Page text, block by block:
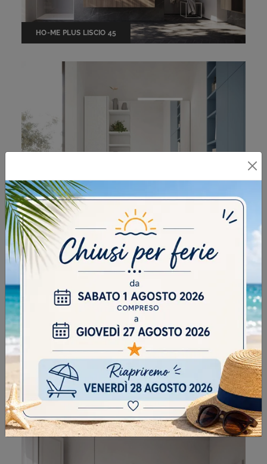
HO-ME PLUS LISCIO 45
HO-ME PLUS LISCIO 53
HO-ME PLUS LISCIO 58